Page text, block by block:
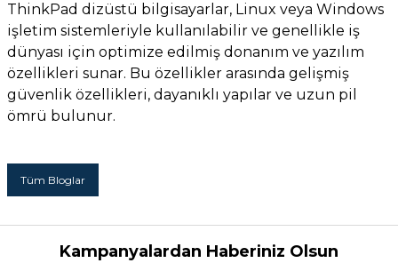
ThinkPad dizüstü bilgisayarlar, Linux veya Windows
işletim sistemleriyle kullanılabilir ve genellikle iş
dünyası için optimize edilmiş donanım ve yazılım
özellikleri sunar. Bu özellikler arasında gelişmiş
güvenlik özellikleri, dayanıklı yapılar ve uzun pil
ömrü bulunur.
Tüm Bloglar
Kampanyalardan Haberiniz Olsun